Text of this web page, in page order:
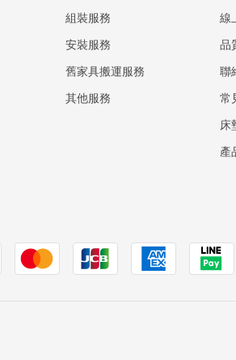
組裝服務
安裝服務
​舊家具搬運服務
其他服務
線
品
聯
常
床
產